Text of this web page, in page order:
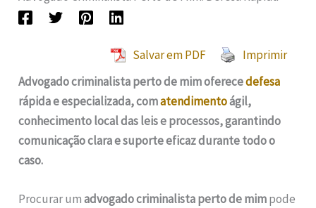
Salvar em PDF
Imprimir
Advogado criminalista perto de mim oferecedefesa
rápida e especializada, comatendimentoágil,
conhecimento local das leis e processos, garantindo
comunicação clara e suporte eficaz durante todo o
caso.
Procurar umadvogado criminalista perto de mimpode